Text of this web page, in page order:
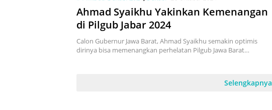
Ahmad Syaikhu Yakinkan Kemenangan
di Pilgub Jabar 2024
Calon Gubernur Jawa Barat, Ahmad Syaikhu semakin optimis
dirinya bisa memenangkan perhelatan Pilgub Jawa Barat…
Selengkapnya